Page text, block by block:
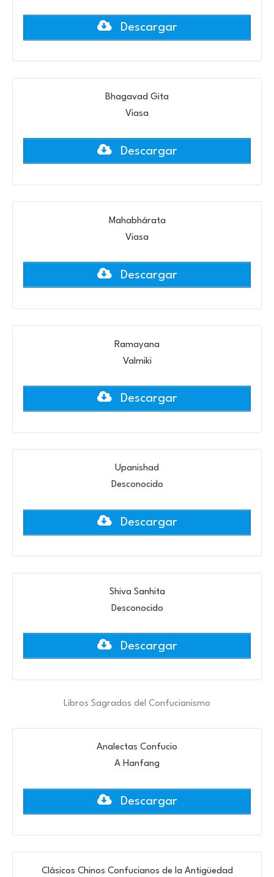
Descargar
Bhagavad Gita
Viasa
Descargar
Mahabhárata
Viasa
Descargar
Ramayana
Valmiki
Descargar
Upanishad
Desconocido
Descargar
Shiva Sanhita
Desconocido
Descargar
Libros Sagrados del Confucianismo
Analectas Confucio
A Hanfang
Descargar
Clásicos Chinos Confucianos de la Antigüedad